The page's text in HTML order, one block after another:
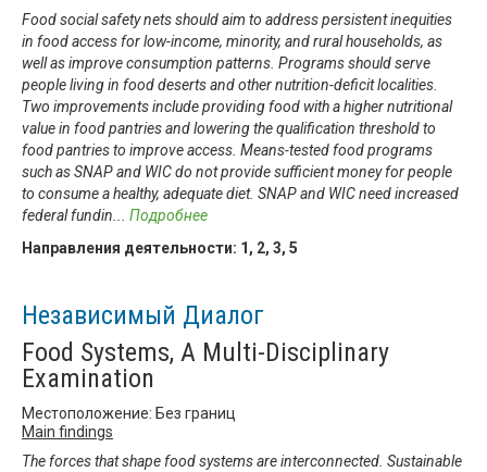
Food social safety nets should aim to address persistent inequities
in food access for low-income, minority, and rural households, as
well as improve consumption patterns. Programs should serve
people living in food deserts and other nutrition-deficit localities.
Two improvements include providing food with a higher nutritional
value in food pantries and lowering the qualification threshold to
food pantries to improve access. Means-tested food programs
such as SNAP and WIC do not provide sufficient money for people
to consume a healthy, adequate diet. SNAP and WIC need increased
federal fundin
Подробнее
Направления деятельности: 1 , 2, 3, 5
Независимый Диалог
Food Systems, A Multi-Disciplinary
Examination
Местоположение: Без границ
Main findings
The forces that shape food systems are interconnected. Sustainable